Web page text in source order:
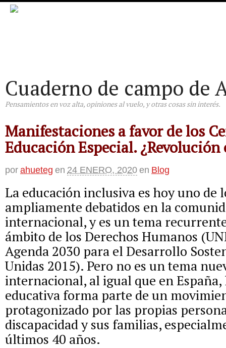
Cuaderno de campo de
Pensamientos en voz alta, opiniones al vuelo, y otras cosas sin interés.
Manifestaciones a favor de los
Educación Especial. ¿Revolución
por ahueteg en 24 ENERO, 2020 en Blog
La educación inclusiva es hoy uno de
ampliamente debatidos en la
internacional, y es un tema
ámbito de los Derechos Humanos
Agenda 2030 para el Desarrollo
Unidas 2015). Pero no es un tema
internacional, al igual que en
educativa forma parte de un
protagonizado por las propias
discapacidad y sus familias,
últimos 40 años.